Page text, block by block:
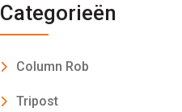
Categorieën
Column Rob
Tripost